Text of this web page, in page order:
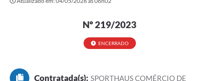
Nº 219/2023
ENCERRADO
Contratada(s): SPORTHAUS COMÉRCIO DE